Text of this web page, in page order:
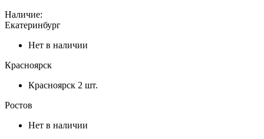
Наличие:
Екатеринбург
Нет в наличии
Красноярск
Красноярск 2 шт.
Ростов
Нет в наличии